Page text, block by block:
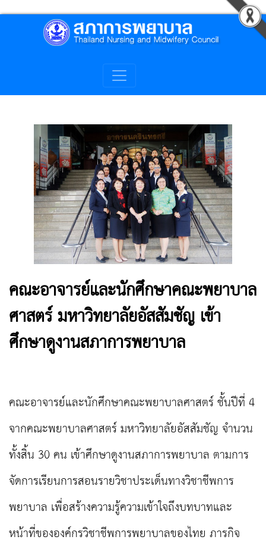
คณะอาจารย์และนักศึกษาคณะพยาบาล
ศาสตร์ มหาวิทยาลัยอัสสัมชัญ เข้า
ศึกษาดูงานสภาการพยาบาล
คณะอาจารย์และนักศึกษาคณะพยาบาลศาสตร์ ชั้นปีที่ 4
จากคณะพยาบาลศาสตร์ มหาวิทยาลัยอัสสัมชัญจำนวน
ทั้งสิ้น 30 คน เข้าศึกษาดูงานสภาการพยาบาล ตามการ
จัดการเรียนการสอนรายวิชาประเด็นทางวิชาชีพการ
พยาบาล เพื่อสร้างความรู้ความเข้าใจถึงบทบาทและ
หน้าที่ขององค์กรวิชาชีพการพยาบาลของไทย ภารกิจ